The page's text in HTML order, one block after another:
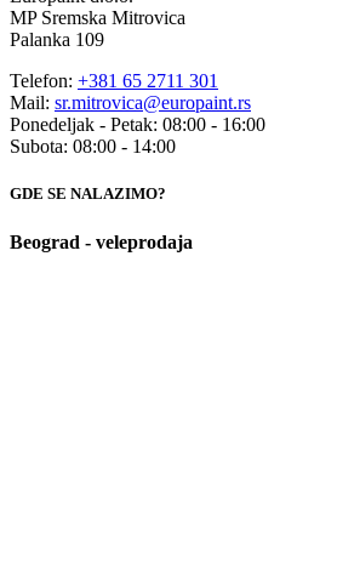
MP Sremska Mitrovica
Palanka 109
Telefon: +381 65 2711 301
Mail: sr.mitrovica@europaint.rs
Ponedeljak - Petak: 08:00 - 16:00
Subota: 08:00 - 14:00
GDE SE NALAZIMO?
Beograd - veleprodaja